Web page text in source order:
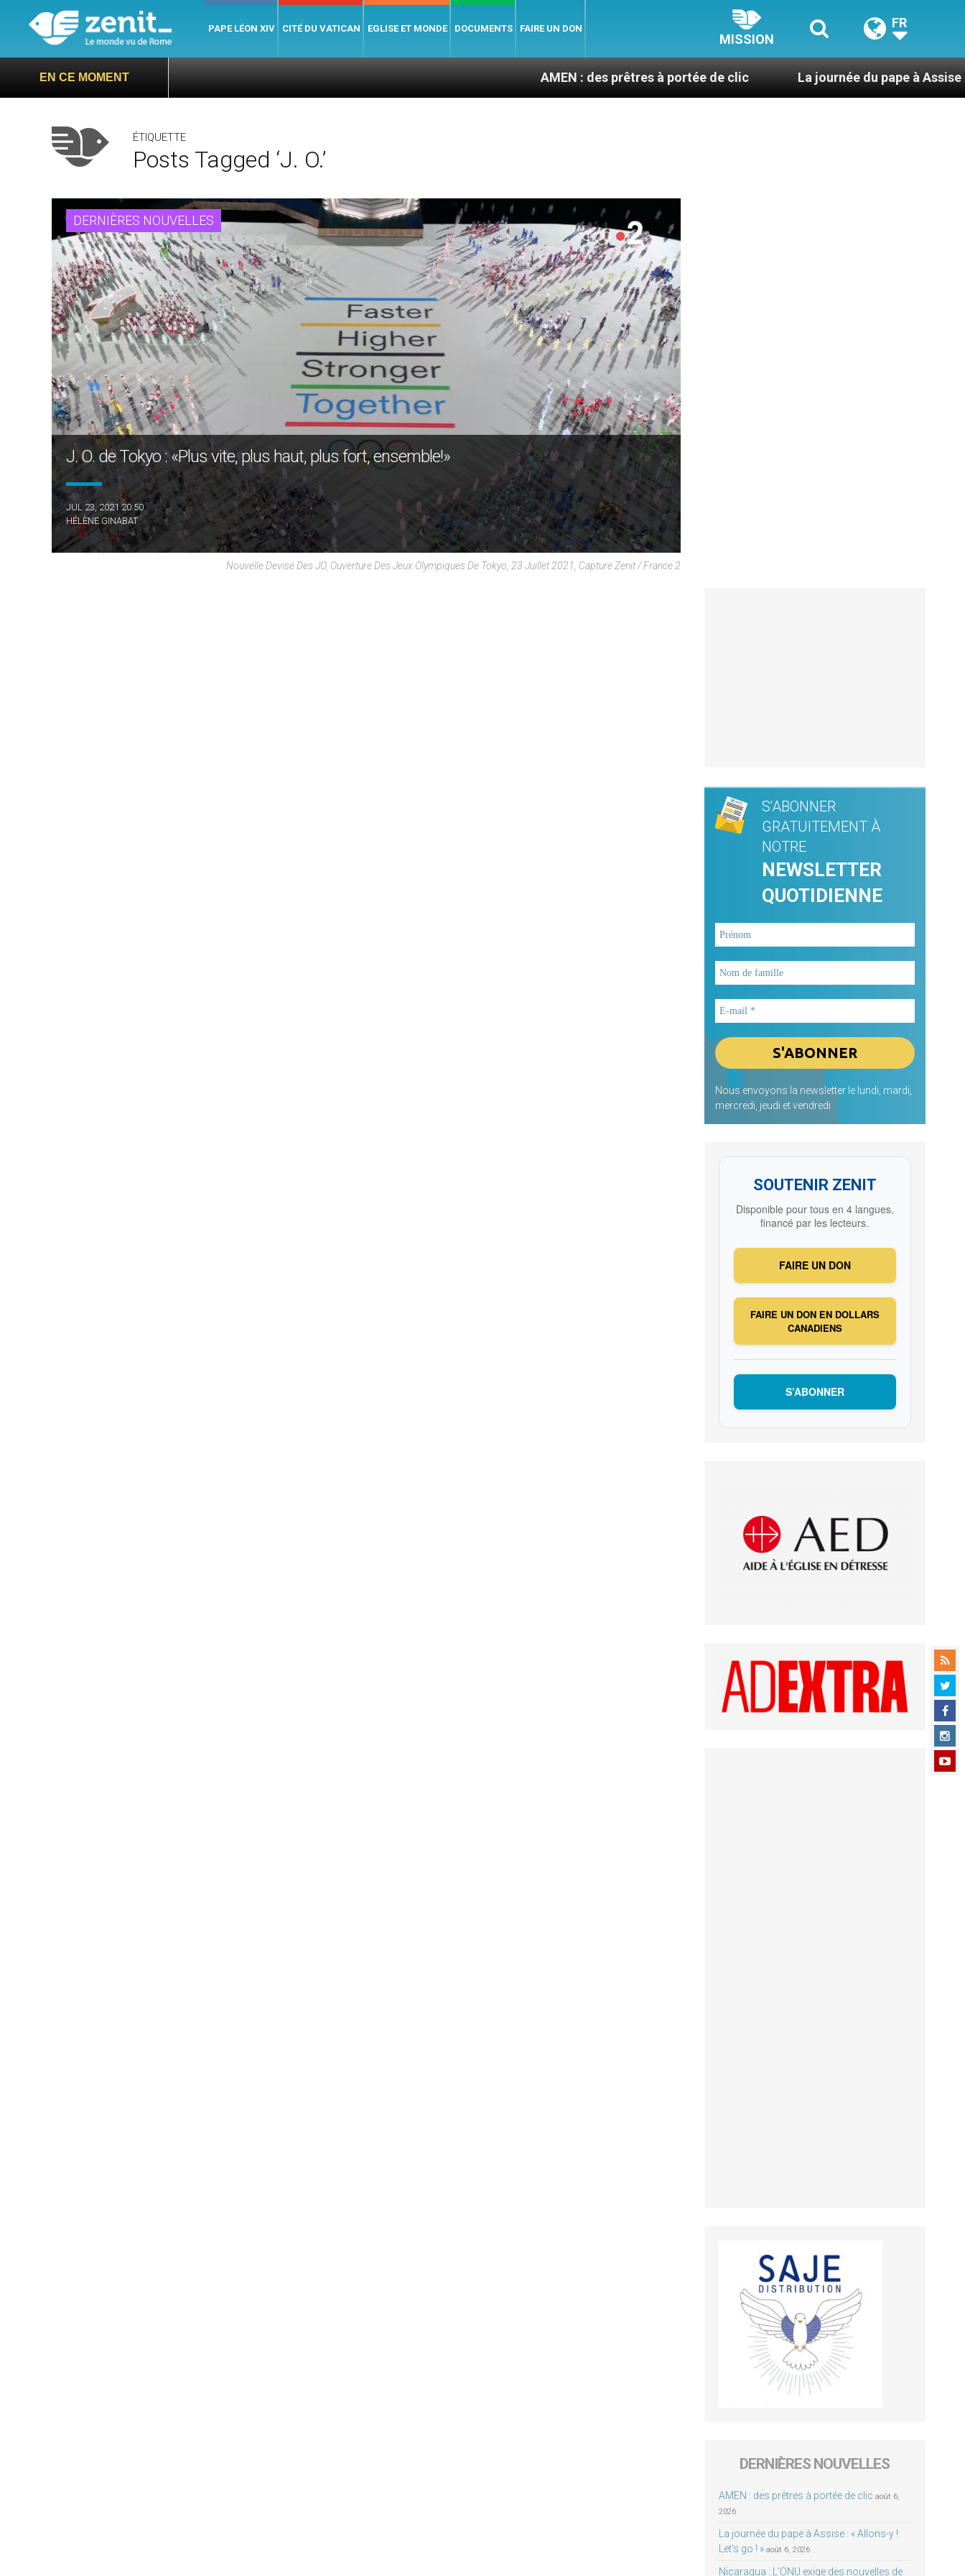
PAPE LÉON XIV CITÉ DU VATICAN EGLISE ET MONDE DOCUMENTS FAIRE UN DON
MISSION
FR
EN CE MOMENT AMEN : des prêtres à portée de clic La journée du pape à Assise : « Allons-y !
ÉTIQUETTE
Posts Tagged ‘J. O.’
DERNIÈRES NOUVELLES
J. O. de Tokyo : «Plus vite, plus haut, plus fort, ensemble!»
JUL 23, 2021 20:50
HÉLÈNE GINABAT
Nouvelle Devise Des JO, Ouverture Des Jeux Olympiques De Tokyo, 23 Juillet 2021, Capture Zenit / France 2
S'ABONNER
GRATUITEMENT À
NOTRE
NEWSLETTER
QUOTIDIENNE
Nous envoyons la newsletter le lundi, mardi,
mercredi, jeudi et vendredi
SOUTENIR ZENIT
Disponible pour tous en 4 langues,
financé par les lecteurs.
FAIRE UN DON
FAIRE UN DON EN DOLLARS
CANADIENS
S’ABONNER
DERNIÈRES NOUVELLES
AMEN : des prêtres à portée de clic août 6,
2026
La journée du pape à Assise : « Allons-y !
Let’s go ! » août 6, 2026
Nicaragua : L’ONU exige des nouvelles de